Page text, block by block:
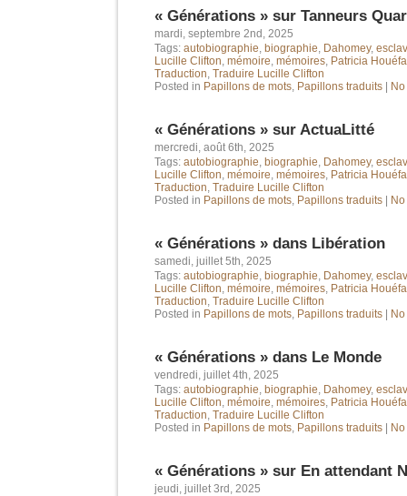
« Générations » sur Tanneurs
mardi, septembre 2nd, 2025
Tags: autobiographie, biographie, Dahomey,
Lucille Clifton, mémoire, mémoires, Patricia
Traduction, Traduire Lucille Clifton
Posted in Papillons de mots, Papillons traduits
« Générations » sur ActuaLitté
mercredi, août 6th, 2025
Tags: autobiographie, biographie, Dahomey,
Lucille Clifton, mémoire, mémoires, Patricia
Traduction, Traduire Lucille Clifton
Posted in Papillons de mots, Papillons traduits
« Générations » dans Libération
samedi, juillet 5th, 2025
Tags: autobiographie, biographie, Dahomey,
Lucille Clifton, mémoire, mémoires, Patricia
Traduction, Traduire Lucille Clifton
Posted in Papillons de mots, Papillons traduits
« Générations » dans Le Monde
vendredi, juillet 4th, 2025
Tags: autobiographie, biographie, Dahomey,
Lucille Clifton, mémoire, mémoires, Patricia
Traduction, Traduire Lucille Clifton
Posted in Papillons de mots, Papillons traduits
« Générations » sur En attendant
jeudi, juillet 3rd, 2025